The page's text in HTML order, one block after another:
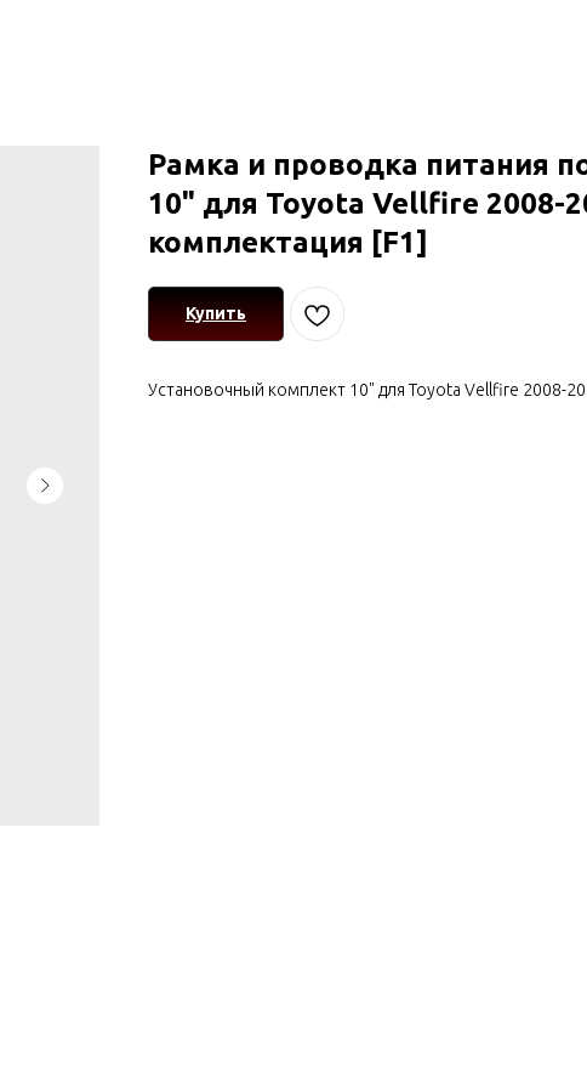
Рамка и проводка питания
10" для Toyota Vellfire 2008-
комплектация [F1]
Купить
Установочный комплект 10" для Toyota Vellfire 2008-